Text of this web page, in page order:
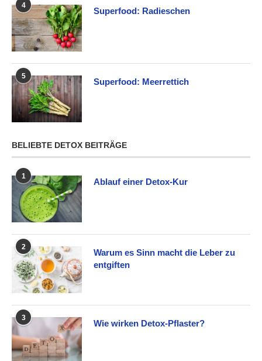
4
Superfood: Radieschen
5
Superfood: Meerrettich
BELIEBTE DETOX BEITRÄGE
1
Ablauf einer Detox-Kur
2
Warum es Sinn macht die Leber zu
entgiften
3
Wie wirken Detox-Pflaster?